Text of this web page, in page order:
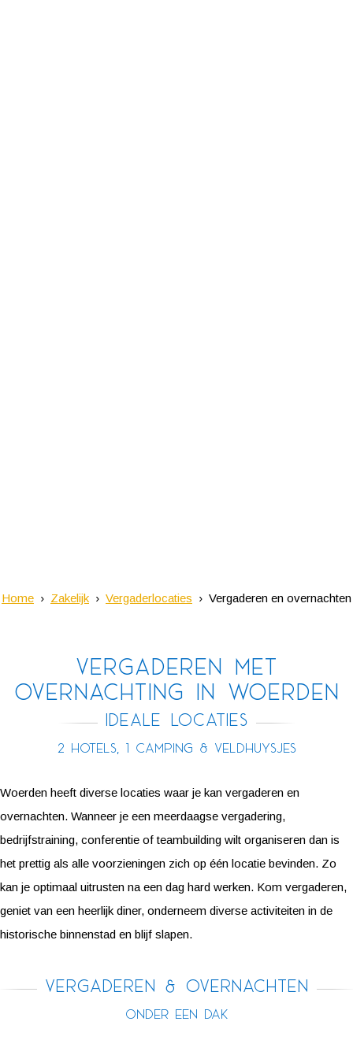
Home Zakelijk Vergaderlocaties Vergaderen en overnachten
Vergaderen met
overnachting in Woerden
Ideale Locaties
2 hotels, 1 camping & Veldhuysjes
Woerden heeft diverse locaties waar je kan vergaderen en
overnachten. Wanneer je een meerdaagse vergadering,
bedrijfstraining, conferentie of teambuilding wilt organiseren dan is
het prettig als alle voorzieningen zich op één locatie bevinden. Zo
kan je optimaal uitrusten na een dag hard werken. Kom vergaderen,
geniet van een heerlijk diner, onderneem diverse activiteiten in de
historische binnenstad en blijf slapen.
Vergaderen & overnachten
onder één dak